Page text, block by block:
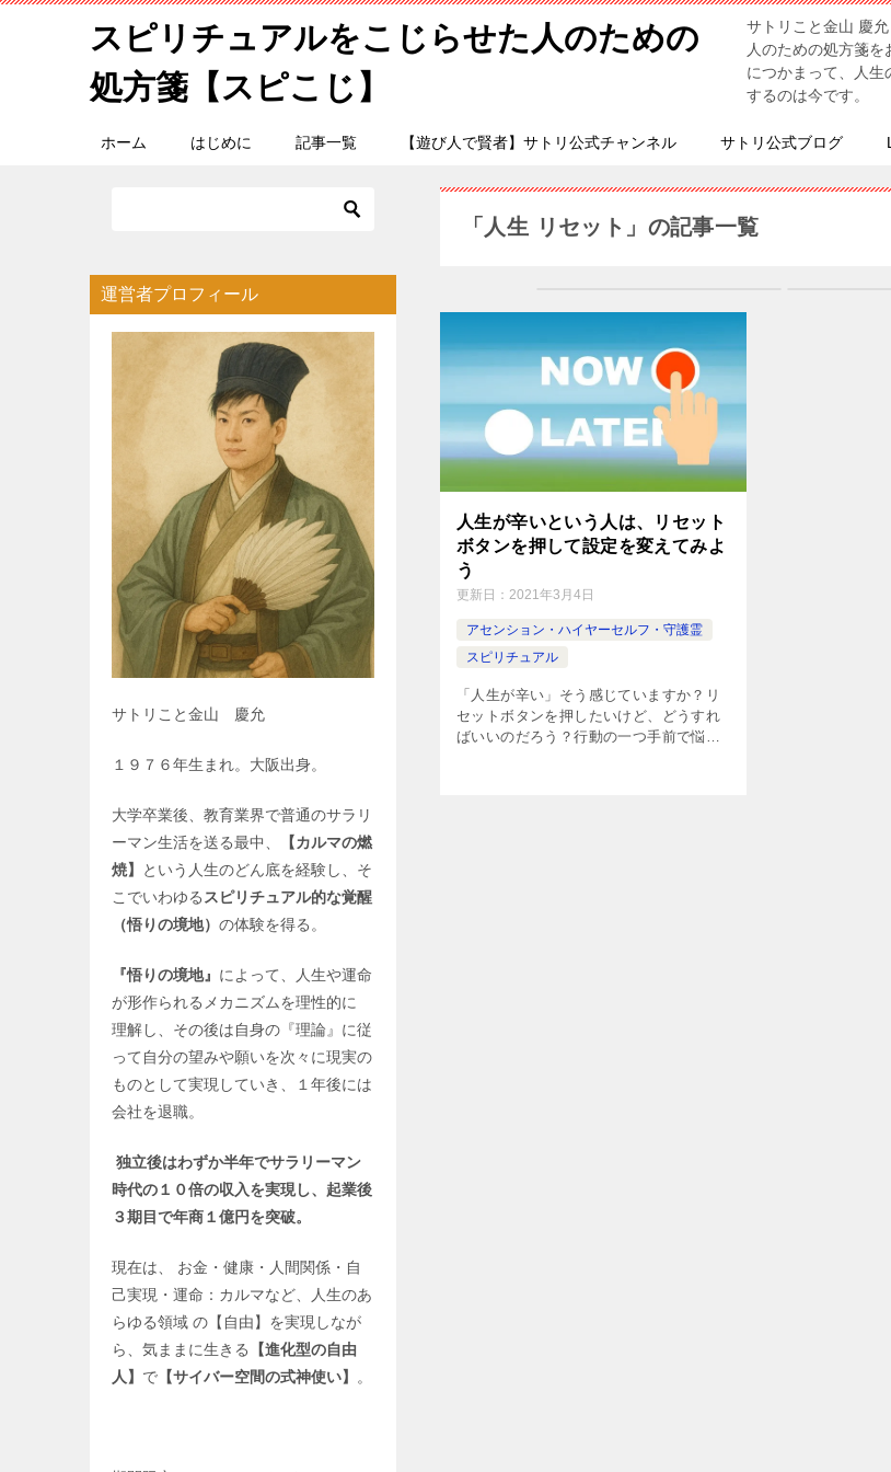
スピリチュアルをこじらせた人のための
処方箋【スピこじ】
サトリこと金山 慶
人のための処方箋
につかまって、人
するのは今です。
ホーム はじめに 記事一覧 【遊び人で賢者】サトリ公式チャンネル サトリ公式ブログ
「人生 リセット」の記事一覧
人生が辛いという人は、リセット
ボタンを押して設定を変えてみよ
う
更新日： 2021年3月4日
アセンション・ハイヤーセルフ・守護霊
スピリチュアル
「人生が辛い」そう感じていますか？リ
セットボタンを押したいけど、どうすれ
ばいいのだろう？行動の一つ手前で悩ん
運営者プロフィール
サトリこと金山 慶允
１９７６年生まれ。大阪出身。
大学卒業後、教育業界で普通のサラリ
ーマン生活を送る最中、
【カルマの燃
焼】
という人生のどん底を経験し、そ
こでいわゆる スピリチュアル的な覚醒
（悟りの境地） の体験を得る。
『悟りの境地』 によって、人生や運命
が形作られるメカニズムを理性的に
理解し、その後は自身の『理論』に従
って自分の望みや願いを次々に現実の
ものとして実現していき、１年後には
会社を退職。
独立後はわずか半年でサラリーマン
時代の１０倍の収入を実現し、起業後
３期目で年商１億円を突破。
現在は、 お金・健康・人間関係・自
己実現・運命：カルマなど、人生のあ
らゆる領域 の【自由】を実現しなが
ら、気ままに生きる
【進化型の自由
人】 で 【サイバー空間の式神使い】 。